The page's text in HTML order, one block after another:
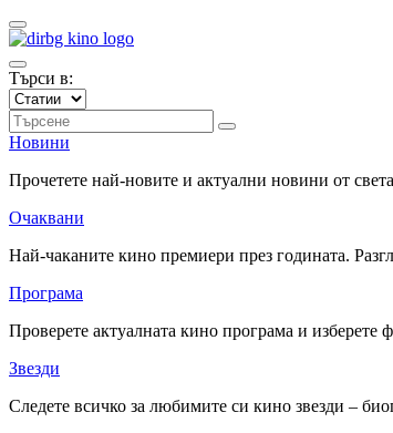
Търси в:
Новини
Прочетете най-новите и актуални новини от
Очаквани
Най-чаканите кино премиери през годината.
Програма
Проверете актуалната кино програма и
Звезди
Следете всичко за любимите си кино звезди –